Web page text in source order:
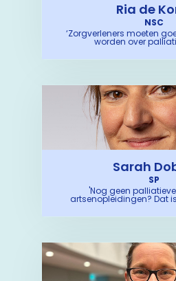
Ria de
NSC
‘Zorgverleners moeten
worden over
Sarah
SP
'Nog geen
artsenopleidingen? Dat